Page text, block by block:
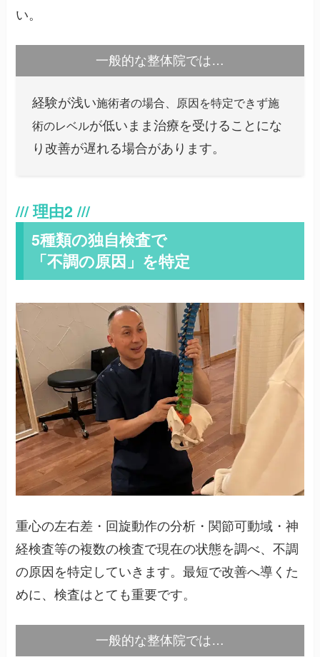
い。
一般的な整体院では…
経験が浅い施術者の場合、原因を特定できず施
術のレベルが低いまま治療を受けることにな
り改善が遅れる場合があります。
5種類の独自検査で
「不調の原因」を特定
重心の左右差・回旋動作の分析・関節可動域・神
経検査等の複数の検査で現在の状態を調べ、不調
の原因を特定していきます。最短で改善へ導くた
めに、検査はとても重要です。
一般的な整体院では…